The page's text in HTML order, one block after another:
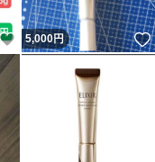
いいね！
5,000円